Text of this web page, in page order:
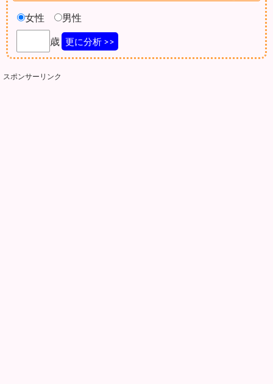
女性 男性
歳 更に分析 >>
スポンサーリンク